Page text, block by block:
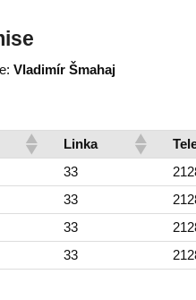
Vladimír Šmahaj
Linka
33
33
33
33